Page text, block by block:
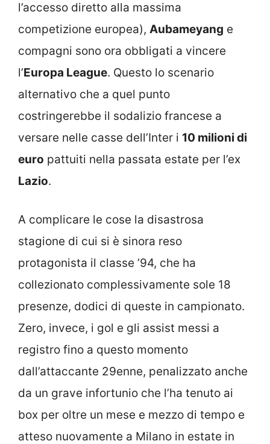
l’accesso diretto alla massima
competizione europea), Aubameyang e
compagni sono ora obbligati a vincere
l’Europa League. Questo lo scenario
alternativo che a quel punto
costringerebbe il sodalizio francese a
versare nelle casse dell’Inter i 10 milioni di
euro pattuiti nella passata estate per l’ex
Lazio.
A complicare le cose la disastrosa
stagione di cui si è sinora reso
protagonista il classe ’94, che ha
collezionato complessivamente sole 18
presenze, dodici di queste in campionato.
Zero, invece, i gol e gli assist messi a
registro fino a questo momento
dall’attaccante 29enne, penalizzato anche
da un grave infortunio che l’ha tenuto ai
box per oltre un mese e mezzo di tempo e
atteso nuovamente a Milano in estate in